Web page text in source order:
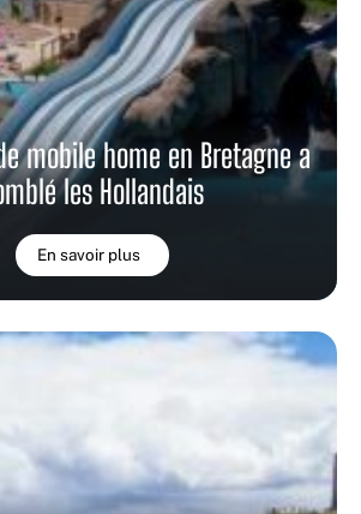
mobile home en Bretagne a
les Hollandais
En savoir plus